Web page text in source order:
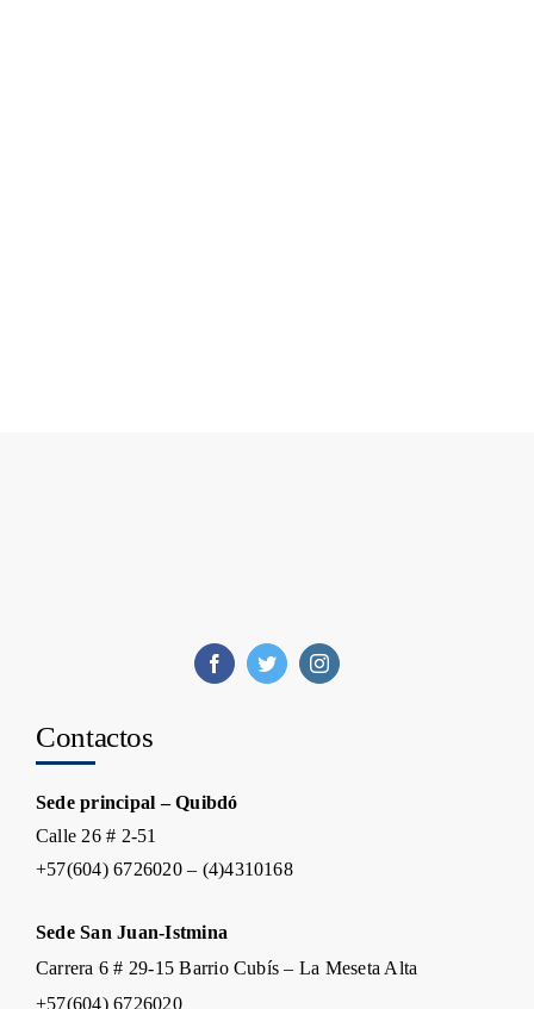
Contactos
Sede principal – Quibdó
Calle 26 # 2-51
+57(604) 6726020 – (4)4310168
Sede San Juan-Istmina
Carrera 6 # 29-15 Barrio Cubís – La Meseta Alta
+57(604) 6726020